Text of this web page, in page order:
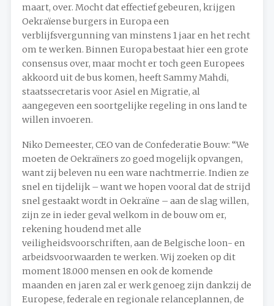
maart, over. Mocht dat effectief gebeuren, krijgen
Oekraïense burgers in Europa een
verblijfsvergunning van minstens 1 jaar en het recht
om te werken. Binnen Europa bestaat hier een grote
consensus over, maar mocht er toch geen Europees
akkoord uit de bus komen, heeft Sammy Mahdi,
staatssecretaris voor Asiel en Migratie, al
aangegeven een soortgelijke regeling in ons land te
willen invoeren.
Niko Demeester, CEO van de Confederatie Bouw: “We
moeten de Oekraïners zo goed mogelijk opvangen,
want zij beleven nu een ware nachtmerrie. Indien ze
snel en tijdelijk – want we hopen vooral dat de strijd
snel gestaakt wordt in Oekraïne – aan de slag willen,
zijn ze in ieder geval welkom in de bouw om er,
rekening houdend met alle
veiligheidsvoorschriften, aan de Belgische loon- en
arbeidsvoorwaarden te werken. Wij zoeken op dit
moment 18.000 mensen en ook de komende
maanden en jaren zal er werk genoeg zijn dankzij de
Europese, federale en regionale relanceplannen, de